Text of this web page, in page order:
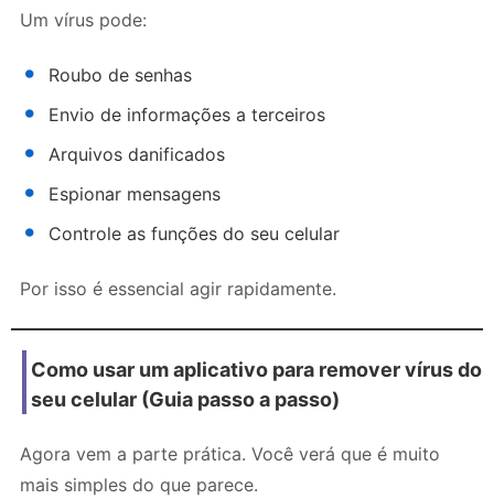
Um vírus pode:
Roubo de senhas
Envio de informações a terceiros
Arquivos danificados
Espionar mensagens
Controle as funções do seu celular
Por isso é essencial agir rapidamente.
Como usar um aplicativo para remover vírus do
seu celular (Guia passo a passo)
Agora vem a parte prática. Você verá que é muito
mais simples do que parece.